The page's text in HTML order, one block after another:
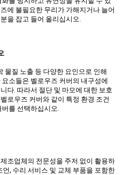
에 불필요한 무리가 가해지거나 늘어
을 잡고 들어 올리십시오.
물질 노출 등 다양한 요인으로 인해
소들은 벨로우즈 커버의 내구성에
다. 따라서 절단 및 마모에 대한 보호
로우즈 커버와 같이 특정 환경 조건
를 선택하십시오.
조업체의 전문성을 주저 없이 활용하
, 수리 서비스 및 교체 부품을 포함한